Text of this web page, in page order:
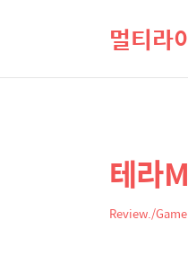
멀티라
상
컨
본
문
제
테라
Review./